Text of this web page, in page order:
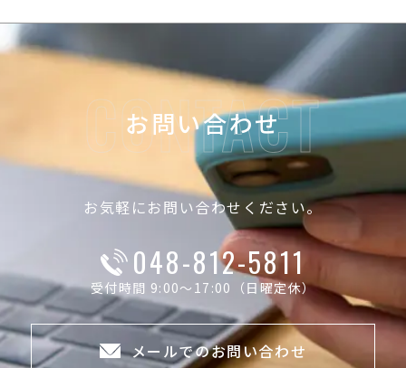
お問い合わせ
お気軽にお問い合わせください。
048-812-5811
受付時間 9:00～17:00（日曜定休）
メールでのお問い合わせ